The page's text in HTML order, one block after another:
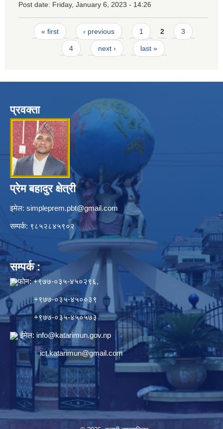
Post date: Friday, January 6, 2023 - 14:26
Pages
« first ‹ previous 1 2 3
4 next › last »
प्रवक्ता
प्रेम बहादुर क्षेत्री
इमेल: simpleprem.pbt@gmail.com
सम्पर्क: ९८५२८४५९०२
सम्पर्क :
फोन: +९७७-०३५-४५०२९६,
+९७७-०३५-४५००३९
+९७७-०३५-४५०५७३
ईमेल: info@katarimun.gov.np
ict.katarimun@gmail.com